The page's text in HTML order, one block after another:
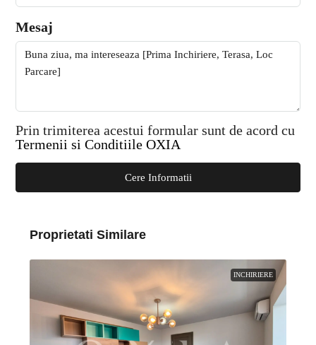
Mesaj
Prin trimiterea acestui formular sunt de acord cu
Termenii si Conditiile OXIA
Cere Informatii
Proprietati Similare
INCHIRIERE